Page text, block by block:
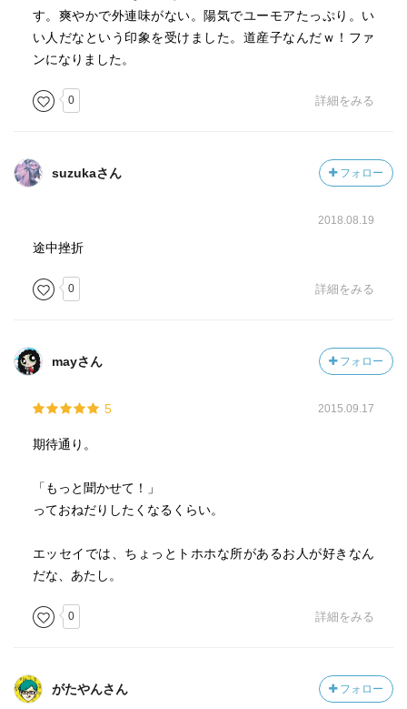
す。爽やかで外連味がない。陽気でユーモアたっぷり。い
い人だなという印象を受けました。道産子なんだｗ！ファ
ンになりました。
0 詳細をみる
suzukaさん フォロー
2018.08.19
途中挫折
0 詳細をみる
mayさん フォロー
5 2015.09.17
期待通り。
「もっと聞かせて！」
っておねだりしたくなるくらい。
エッセイでは、ちょっとトホホな所があるお人が好きなん
だな、あたし。
0 詳細をみる
がたやんさん フォロー